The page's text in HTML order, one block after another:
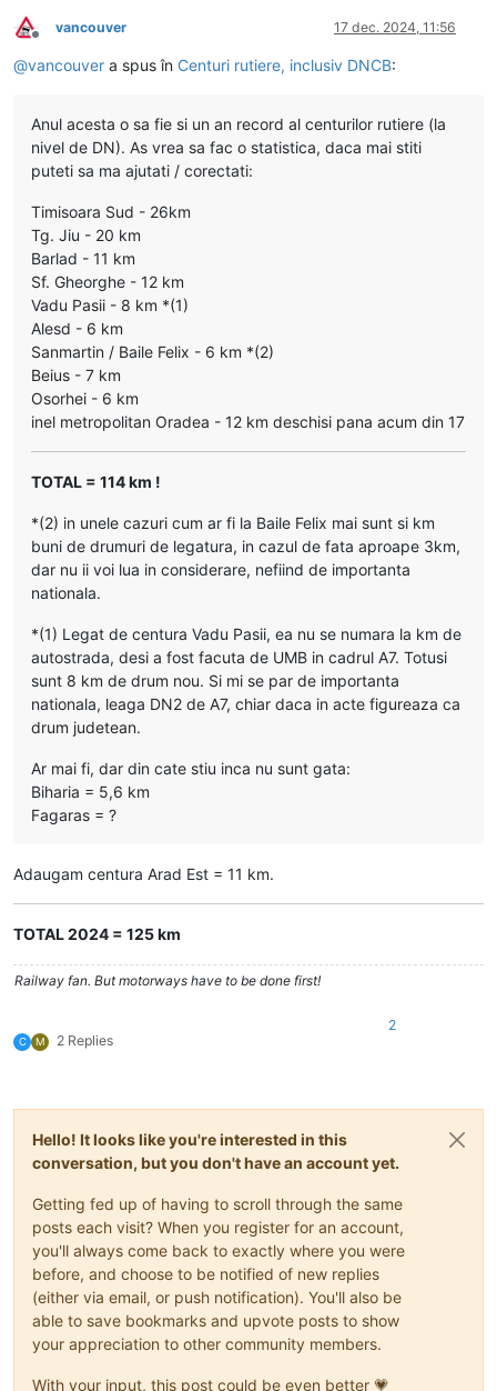
Deconectat
vancouver 17 dec. 2024, 11:56
@vancouver a spus în Centuri rutiere, inclusiv DNCB:
Anul acesta o sa fie si un an record al centurilor rutiere (la
nivel de DN). As vrea sa fac o statistica, daca mai stiti
puteti sa ma ajutati / corectati:
Timisoara Sud - 26km
Tg. Jiu - 20 km
Barlad - 11 km
Sf. Gheorghe - 12 km
Vadu Pasii - 8 km *(1)
Alesd - 6 km
Sanmartin / Baile Felix - 6 km *(2)
Beius - 7 km
Osorhei - 6 km
inel metropolitan Oradea - 12 km deschisi pana acum din 17
TOTAL = 114 km !
*(2) in unele cazuri cum ar fi la Baile Felix mai sunt si km
buni de drumuri de legatura, in cazul de fata aproape 3km,
dar nu ii voi lua in considerare, nefiind de importanta
nationala.
*(1) Legat de centura Vadu Pasii, ea nu se numara la km de
autostrada, desi a fost facuta de UMB in cadrul A7. Totusi
sunt 8 km de drum nou. Si mi se par de importanta
nationala, leaga DN2 de A7, chiar daca in acte figureaza ca
drum judetean.
Ar mai fi, dar din cate stiu inca nu sunt gata:
Biharia = 5,6 km
Fagaras = ?
Adaugam centura Arad Est = 11 km.
TOTAL 2024 = 125 km
Railway fan. But motorways have to be done first!
C M 2 Replies
2
Hello! It looks like you're interested in this
conversation, but you don't have an account yet.
Getting fed up of having to scroll through the same
posts each visit? When you register for an account,
you'll always come back to exactly where you were
before, and choose to be notified of new replies
(either via email, or push notification). You'll also be
able to save bookmarks and upvote posts to show
your appreciation to other community members.
With your input, this post could be even better 💗